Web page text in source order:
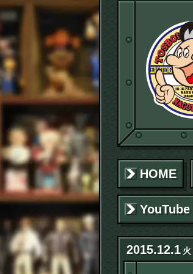
HOME
YouTube
2015.12.1 火